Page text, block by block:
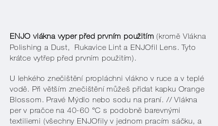
ENJO vlákna vyper před prvním použitím (kromě Vlákna
Polishing a Dust, Rukavice Lint a ENJOfil Lens. Tyto
krátce vytřep před prvním použitím).
U lehkého znečištění propláchni vlákno v ruce a v teplé
vodě. Při větším znečištění můžeš přidat kapku Orange
Blossom. Pravé Mýdlo nebo sodu na praní. // Vlákna
per v pračce na 40-60 °C s podobně barevnými
textiliemi (všechny ENJOfily v jednom pracím sáčku, a